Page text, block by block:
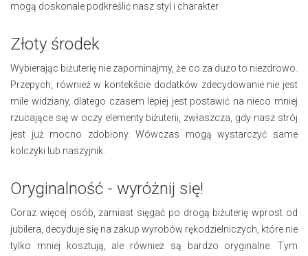
mogą doskonale podkreślić nasz styl i charakter.
Złoty środek
Wybierając biżuterię nie zapominajmy, że co za dużo to niezdrowo.
Przepych, również w kontekście dodatków zdecydowanie nie jest
mile widziany, dlatego czasem lepiej jest postawić na nieco mniej
rzucające się w oczy elementy biżuterii, zwłaszcza, gdy nasz strój
jest już mocno zdobiony. Wówczas mogą wystarczyć same
kolczyki lub naszyjnik.
Oryginalność - wyróżnij się!
Coraz więcej osób, zamiast sięgać po drogą biżuterię wprost od
jubilera, decyduje się na zakup wyrobów rękodzielniczych, które nie
tylko mniej kosztują, ale również są bardzo oryginalne. Tym